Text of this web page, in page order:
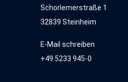
Schorlemerstraße 1
32839 Steinheim
E-Mail schreiben
+49 5233 945-0